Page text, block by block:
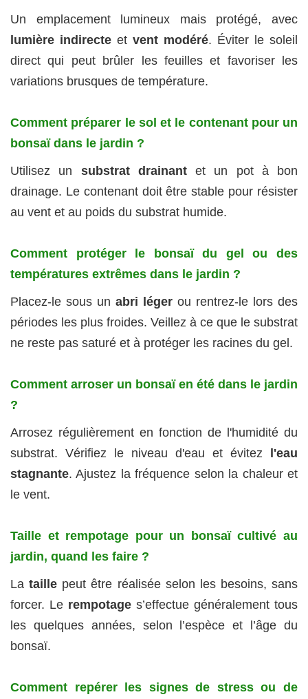
Un emplacement lumineux mais protégé, avec
lumière indirecte et vent modéré. Éviter le soleil
direct qui peut brûler les feuilles et favoriser les
variations brusques de température.
Comment préparer le sol et le contenant pour un
bonsaï dans le jardin ?
Utilisez un substrat drainantet un pot à bon
drainage. Le contenant doit être stable pour résister
au vent et au poids du substrat humide.
Comment protéger le bonsaï du gel ou des
températures extrêmes dans le jardin ?
Placez-le sous un abri léger ou rentrez-le lors des
périodes les plus froides. Veillez à ce que le substrat
ne reste pas saturé et à protéger les racines du gel.
Comment arroser un bonsaï en été dans le jardin
?
Arrosez régulièrement en fonction de l'humidité du
substrat. Vérifiez le niveau d'eau et évitez
l'eau
stagnante. Ajustez la fréquence selon la chaleur et
le vent.
Taille et rempotage pour un bonsaï cultivé au
jardin, quand les faire ?
Lataille peut être réalisée selon les besoins, sans
forcer. Le rempotage s’effectue généralement tous
les quelques années, selon l’espèce et l’âge du
bonsaï.
Comment repérer les signes de stress ou de